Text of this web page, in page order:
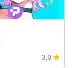
3,0